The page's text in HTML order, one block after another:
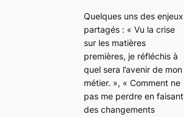
Quelques uns des enjeux
partagés : « Vu la crise
sur les matières
premières, je réfléchis à
quel sera l’avenir de mon
métier. », « Comment ne
pas me perdre en faisant
des changements